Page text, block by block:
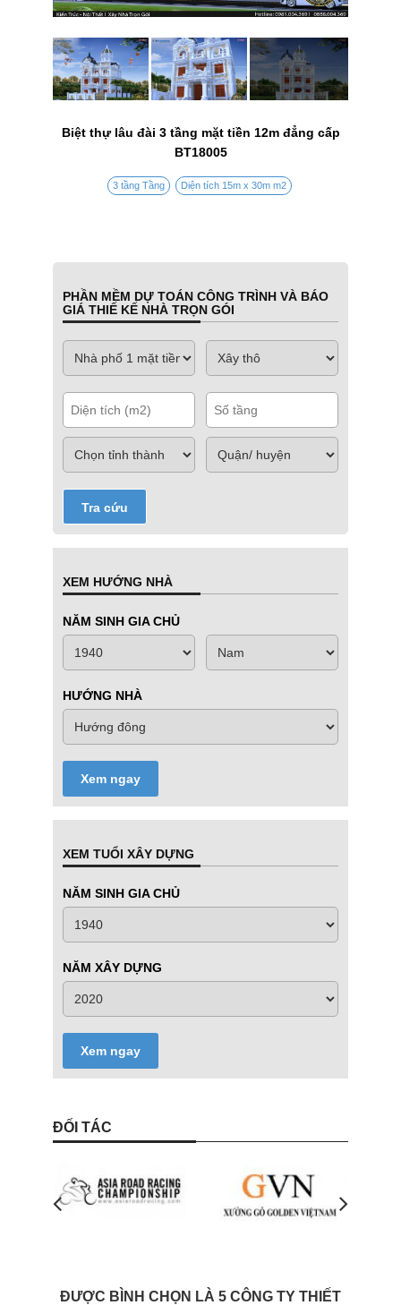
Biệt thự lâu đài 3 tầng mặt tiền 12m đẳng cấp
BT18005
3 tầng Tầng Diện tích 15m x 30m m2
PHẦN MỀM DỰ TOÁN CÔNG TRÌNH VÀ BÁO
GIÁ THIẾ KẾ NHÀ TRỌN GÓI
Tra cứu
XEM HƯỚNG NHÀ
NĂM SINH GIA CHỦ
HƯỚNG NHÀ
Xem ngay
XEM TUỔI XÂY DỰNG
NĂM SINH GIA CHỦ
NĂM XÂY DỰNG
Xem ngay
ĐỐI TÁC
ĐƯỢC BÌNH CHỌN LÀ 5 CÔNG TY THIẾT